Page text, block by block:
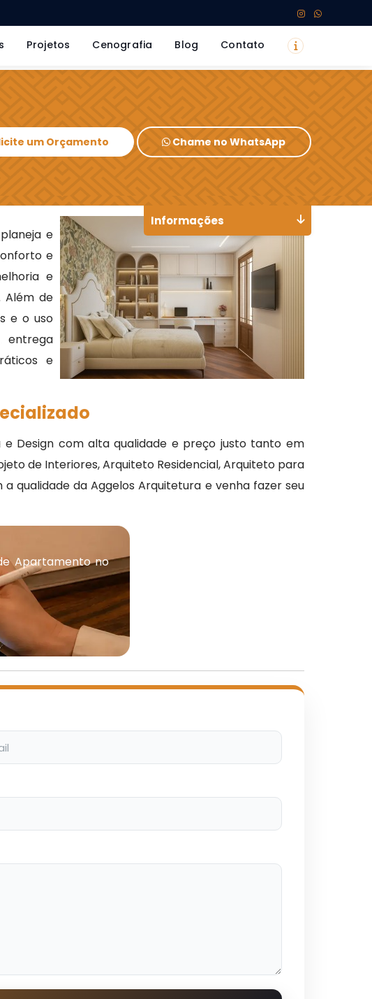
Projetos Cenografia Blog Contato
um Orçamento Chame no WhatsApp
e
e
e
Além de
e o uso
entrega
e
Design com alta qualidade e preço justo tanto em
de Interiores, Arquiteto Residencial, Arquiteto para
qualidade da Aggelos Arquitetura e venha fazer seu
Apartamento no
Informações